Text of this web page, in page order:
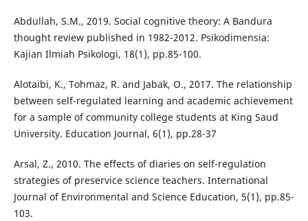
Abdullah, S.M., 2019. Social cognitive theory: A Bandura
thought review published in 1982-2012. Psikodimensia:
Kajian Ilmiah Psikologi, 18(1), pp.85-100.
Alotaibi, K., Tohmaz, R. and Jabak, O., 2017. The relationship
between self-regulated learning and academic achievement
for a sample of community college students at King Saud
University. Education Journal, 6(1), pp.28-37
Arsal, Z., 2010. The effects of diaries on self-regulation
strategies of preservice science teachers. International
Journal of Environmental and Science Education, 5(1), pp.85-
103.